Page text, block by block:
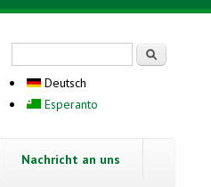
Deutsch
Esperanto
Nachricht an uns